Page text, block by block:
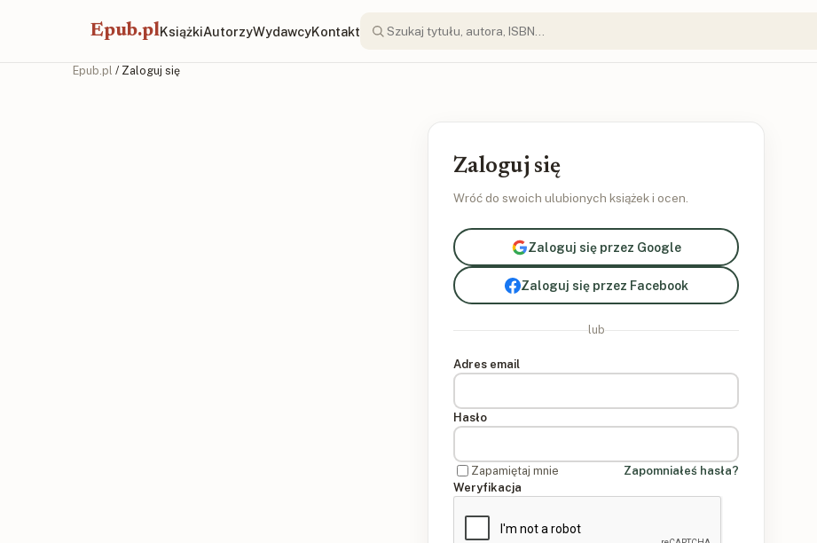
Epub.plKsiążkiAutorzyWydawcyKontakt
Epub.pl / Zaloguj się
Zaloguj się
Wróć do swoich ulubionych książek i ocen.
Zaloguj się przez Google
Zaloguj się przez Facebook
lub
Adres email
Hasło
Zapamiętaj mnie
Zapomniałeś hasła?
Weryfikacja